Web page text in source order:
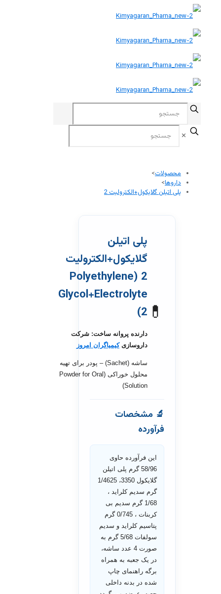
✕
محصولات>
داروها>
پلی اتیلن گلایکول+الکترولیت 2
💊
پلی اتیلن
گلایکول+الکترولیت
2 (Polyethylene
Glycol+Electrolyte
2)
دارنده پروانه ساخت: شرکت
داروسازیکیمیاگران امروز
ساشه (Sachet) – پودر برای تهیه
محلول خوراکی (Powder for Oral
Solution)
🔬 مشخصات
فرآورده
این فرآورده حاوی
58/96 گرم پلی اتیلن
گلایکول 3350، 1/4625
گرم سدیم کلراید ،
1/68 گرم سدیم بی
کربنات ، 0/745 گرم
پتاسیم کلراید و سدیم
سولفات 5/68 گرم به
صورت 4 عدد ساشه،
در یک جعبه به همراه
برگه راهنمای چاپ
شده در بدنه داخلی